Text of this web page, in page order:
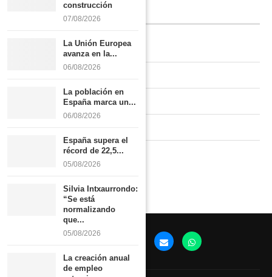
Quiénes somos
Política de privacidad
construcción
07/08/2026
La Unión Europea
avanza en la...
06/08/2026
La población en
España marca un...
06/08/2026
España supera el
récord de 22,5...
05/08/2026
Silvia Intxaurrondo:
“Se está
normalizando
que...
05/08/2026
La creación anual
de empleo